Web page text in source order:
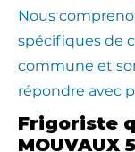
Nous
spécifiques de
commune et
répondre avec
Frigoriste
MOUVAUX